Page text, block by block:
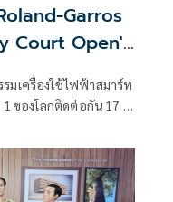
Garros
Court Open'
มเครื่องใช้ไฟฟ้าสมาร์ท
ของโลกติดต่อกัน 17 ปี
เนื่องเป็นปีที่ 4 ตอกย้ำ
โลก พร้อมสะท้อนความ
ลยี และคุณค่าที่มีความ